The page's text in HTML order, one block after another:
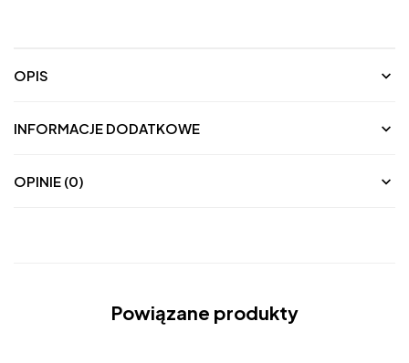
OPIS
INFORMACJE DODATKOWE
OPINIE (0)
Powiązane produkty